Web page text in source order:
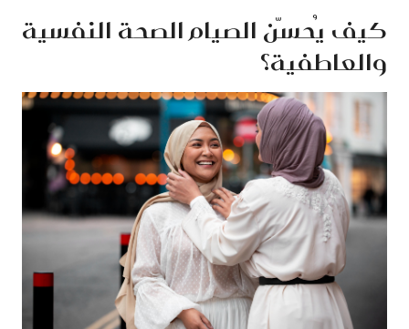
كيف يُحسّن الصيام الصحة النفسية
والعاطفية؟